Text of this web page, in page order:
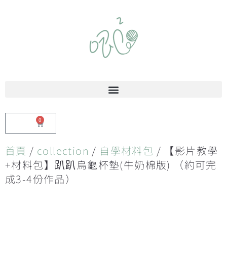
0
首頁 / collection / 自學材料包 / 【影片教學
+材料包】趴趴烏龜杯墊(牛奶棉版) （約可完
成3-4份作品）